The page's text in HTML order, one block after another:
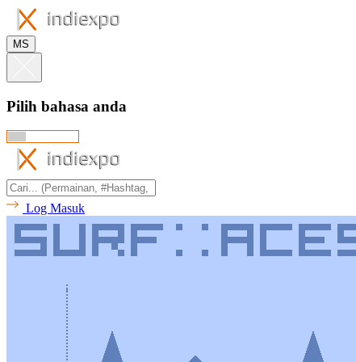
MS
Pilih bahasa anda
Log Masuk